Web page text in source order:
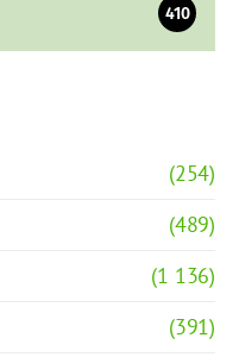
410
(254)
(489)
(1 136)
(391)